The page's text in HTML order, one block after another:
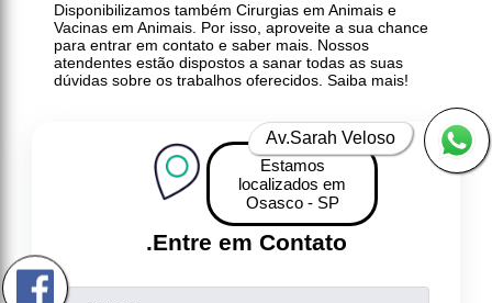
Disponibilizamos também Cirurgias em Animais e
Vacinas em Animais. Por isso, aproveite a sua chance
para entrar em contato e saber mais. Nossos
atendentes estão dispostos a sanar todas as suas
dúvidas sobre os trabalhos oferecidos. Saiba mais!
.Entre em Contato
Estamos
localizados em
Osasco - SP
Av.Sarah Veloso